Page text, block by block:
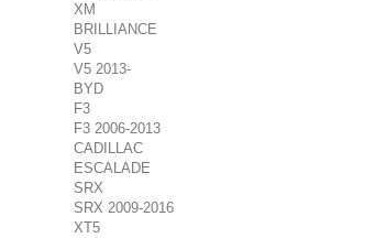
XM
BRILLIANCE
V5
V5 2013-
BYD
F3
F3 2006-2013
CADILLAC
ESCALADE
SRX
SRX 2009-2016
XT5